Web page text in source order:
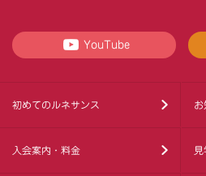
YouTube
初めてのルネサンス お
入会案内・料金